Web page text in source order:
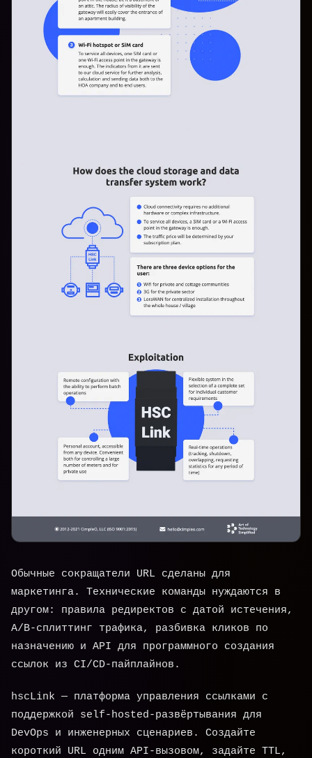
Обычные сокращатели URL сделаны для
маркетинга. Технические команды нуждаются в
другом: правила редиректов с датой истечения,
A/B-сплиттинг трафика, разбивка кликов по
назначению и API для программного создания
ссылок из CI/CD-пайплайнов.
hscLink — платформа управления ссылками с
поддержкой self-hosted-развёртывания для
DevOps и инженерных сценариев. Создайте
короткий URL одним API-вызовом, задайте TTL,